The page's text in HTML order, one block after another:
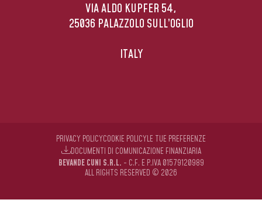
VIA ALDO KUPFER 54,
25036 PALAZZOLO SULL’OGLIO
ITALY
BEVANDE CUNI S.R.L. - C.F. E P.IVA 01579120989
ALL RIGHTS RESERVED © 2026
PRIVACY POLICYCOOKIE POLICYLE TUE PREFERENZE
DOCUMENTI DI COMUNICAZIONE FINANZIARIA